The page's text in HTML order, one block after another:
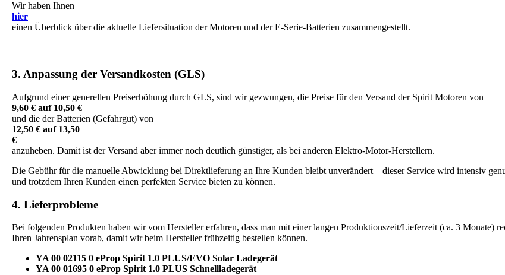
Wir haben Ihnen
hier
einen Überblick über die aktuelle Liefersituation der Motoren und der E-Serie-Batterien zusammengestellt.
3. Anpassung der Versandkosten (GLS)
Aufgrund einer generellen Preiserhöhung durch GLS, sind wir gezwungen, die Preise für den Versand der Spirit Motoren von
9,60 € auf 10,50 €
und die der Batterien (Gefahrgut) von
12,50 € auf 13,50
€
anzuheben. Damit ist der Versand aber immer noch deutlich günstiger, als bei anderen Elektro-Motor-Herstellern.
Die Gebühr für die manuelle Abwicklung bei Direktlieferung an Ihre Kunden bleibt unverändert – dieser Service wird intensiv
und trotzdem Ihren Kunden einen perfekten Service bieten zu können.
4. Lieferprobleme
Bei folgenden Produkten haben wir vom Hersteller erfahren, dass man mit einer langen Produktionszeit/Lieferzeit (ca. 3 Monate)
Ihren Jahrensplan vorab, damit wir beim Hersteller frühzeitig bestellen können.
YA 00 02115 0 eProp Spirit 1.0 PLUS/EVO Solar Ladegerät
YA 00 01695 0 eProp Spirit 1.0 PLUS Schnellladegerät